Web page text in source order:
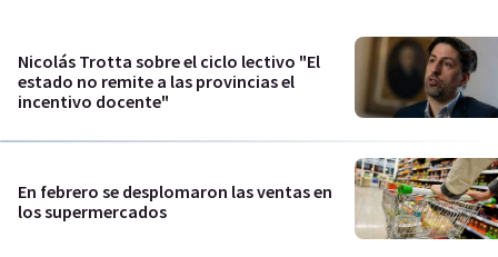
Nicolás Trotta sobre el ciclo lectivo "El
estado no remite a las provincias el
incentivo docente"
En febrero se desplomaron las ventas en
los supermercados